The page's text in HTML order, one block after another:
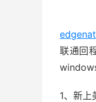
edgenat
联通回
1、新上